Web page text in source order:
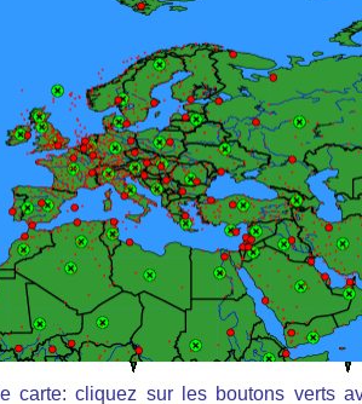
carte: cliquez sur les boutons verts